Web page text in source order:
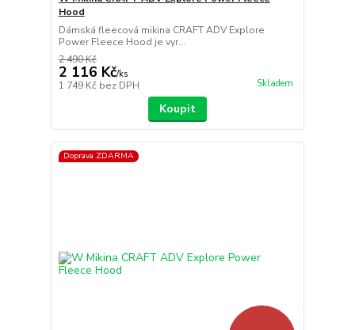
Hood
Dámská fleecová mikina CRAFT ADV Explore
Power Fleece Hood je vyr...
2 490 Kč
2 116 Kč/ks
1 749 Kč bez DPH Skladem
Koupit
Doprava ZDARMA